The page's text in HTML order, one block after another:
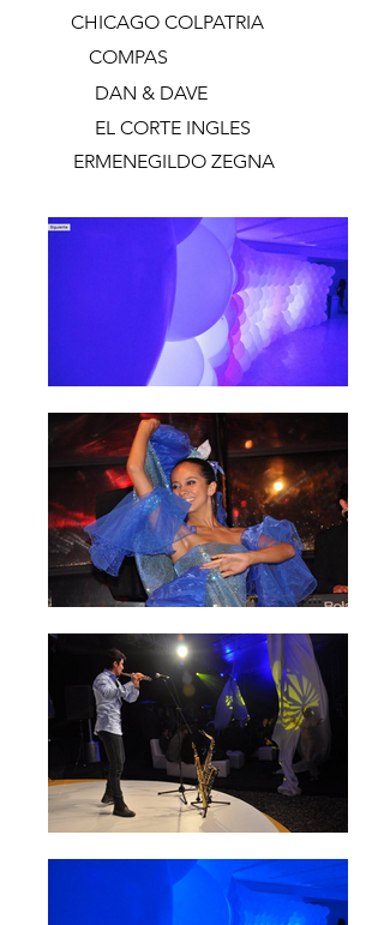
CHICAGO COLPATRIA
COMPAS
DAN & DAVE
EL CORTE INGLES
ERMENEGILDO ZEGNA